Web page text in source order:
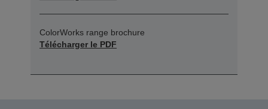
ColorWorks range brochure
Télécharger le PDF